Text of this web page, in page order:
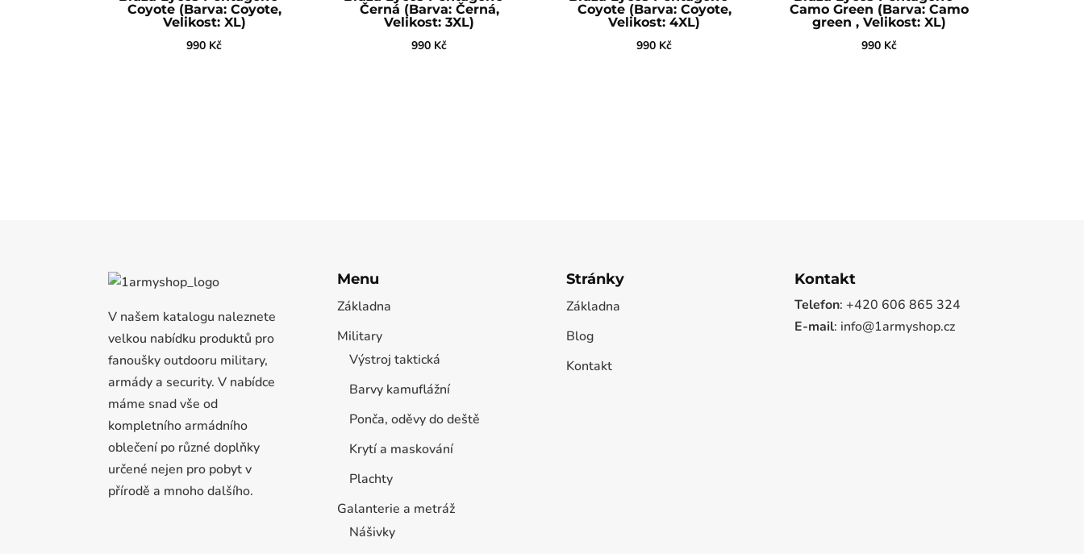
Coyote (Barva: Coyote,
Velikost: XL)
990 Kč
Černá (Barva: Černá,
Velikost: 3XL)
990 Kč
Coyote (Barva: Coyote,
Velikost: 4XL)
990 Kč
Camo Green (Barva: Camo
green , Velikost: XL)
990 Kč
V našem katalogu naleznete
velkou nabídku produktů pro
fanoušky outdooru military,
armády a security. V nabídce
máme snad vše od
kompletního armádního
oblečení po různé doplňky
určené nejen pro pobyt v
přírodě a mnoho dalšího.
Menu
Základna
Military
Výstroj taktická
Barvy kamuflážní
Ponča, oděvy do deště
Krytí a maskování
Plachty
Galanterie a metráž
Nášivky
Stránky
Základna
Blog
Kontakt
Kontakt
Telefon: +420 606 865 324
E-mail: info@1armyshop.cz